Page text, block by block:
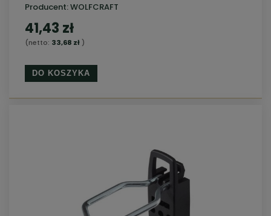
Producent:WOLFCRAFT
41,43 zł
(netto: 33,68 zł)
DO KOSZYKA